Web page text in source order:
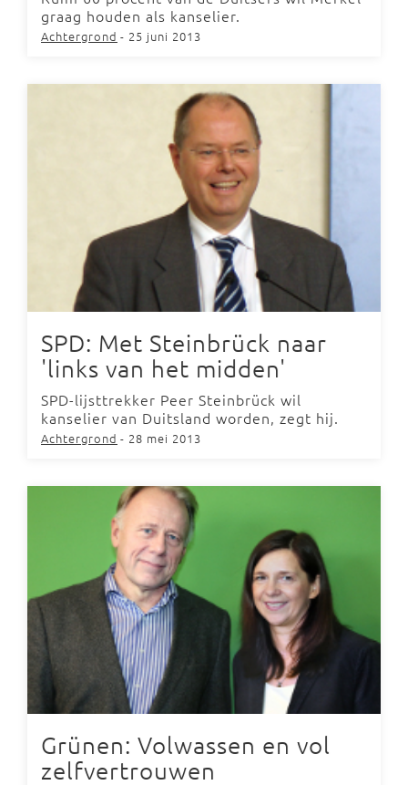
graag houden als kanselier.
Achtergrond - 25 juni 2013
SPD: Met Steinbrück naar
'links van het midden'
SPD-lijsttrekker Peer Steinbrück wil
kanselier van Duitsland worden, zegt hij.
Achtergrond - 28 mei 2013
Grünen: Volwassen en vol
zelfvertrouwen